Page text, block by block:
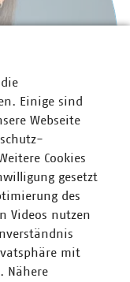
Einige sind
Webseite
Cookies
gesetzt
des
Videos nutzen
mit
Nähere